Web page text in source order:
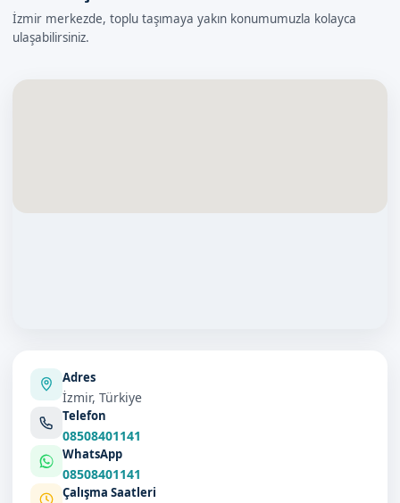
İzmir merkezde, toplu taşımaya yakın konumumuzla kolayca
ulaşabilirsiniz.
Adres
İzmir, Türkiye
Telefon
08508401141
WhatsApp
08508401141
Çalışma Saatleri